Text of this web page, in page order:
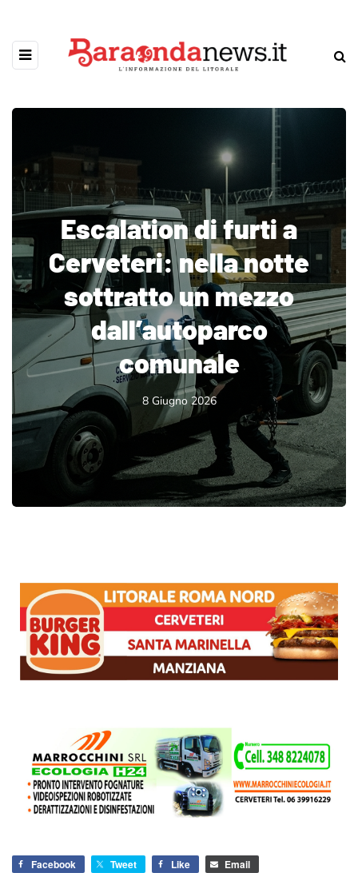
Escalation di furti a
Cerveteri: nella notte
sottratto un mezzo
dall’autoparco
comunale
8 Giugno 2026
Facebook Tweet Like Email